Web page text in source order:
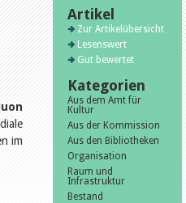
im
Artikel
Zur Artikelübersicht
Lesenswert
Gut bewertet
Kategorien
Aus dem Amt für
Kultur
Aus der Kommission
Aus den Bibliotheken
Organisation
Raum und
Infrastruktur
Bestand